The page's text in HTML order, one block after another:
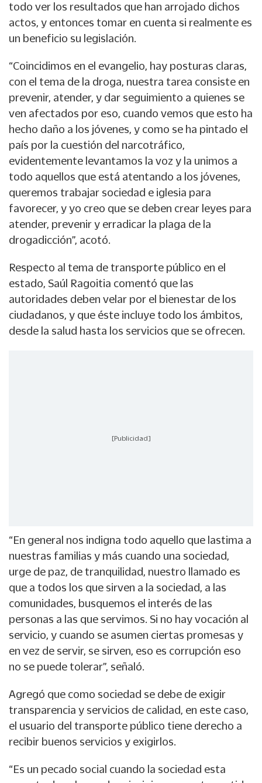
todo ver los resultados que han arrojado dichos
actos, y entonces tomar en cuenta si realmente es
un beneficio su legislación.
“Coincidimos en el evangelio, hay posturas claras,
con el tema de la droga, nuestra tarea consiste en
prevenir, atender, y dar seguimiento a quienes se
ven afectados por eso, cuando vemos que esto ha
hecho daño a los jóvenes, y como se ha pintado el
país por la cuestión del narcotráfico,
evidentemente levantamos la voz y la unimos a
todo aquellos que está atentando a los jóvenes,
queremos trabajar sociedad e iglesia para
favorecer, y yo creo que se deben crear leyes para
atender, prevenir y erradicar la plaga de la
drogadicción”, acotó.
Respecto al tema de transporte público en el
estado, Saúl Ragoitia comentó que las
autoridades deben velar por el bienestar de los
ciudadanos, y que éste incluye todo los ámbitos,
desde la salud hasta los servicios que se ofrecen.
[Publicidad]
“En general nos indigna todo aquello que lastima a
nuestras familias y más cuando una sociedad,
urge de paz, de tranquilidad, nuestro llamado es
que a todos los que sirven a la sociedad, a las
comunidades, busquemos el interés de las
personas a las que servimos. Si no hay vocación al
servicio, y cuando se asumen ciertas promesas y
en vez de servir, se sirven, eso es corrupción eso
no se puede tolerar”, señaló.
Agregó que como sociedad se debe de exigir
transparencia y servicios de calidad, en este caso,
el usuario del transporte público tiene derecho a
recibir buenos servicios y exigirlos.
“Es un pecado social cuando la sociedad esta